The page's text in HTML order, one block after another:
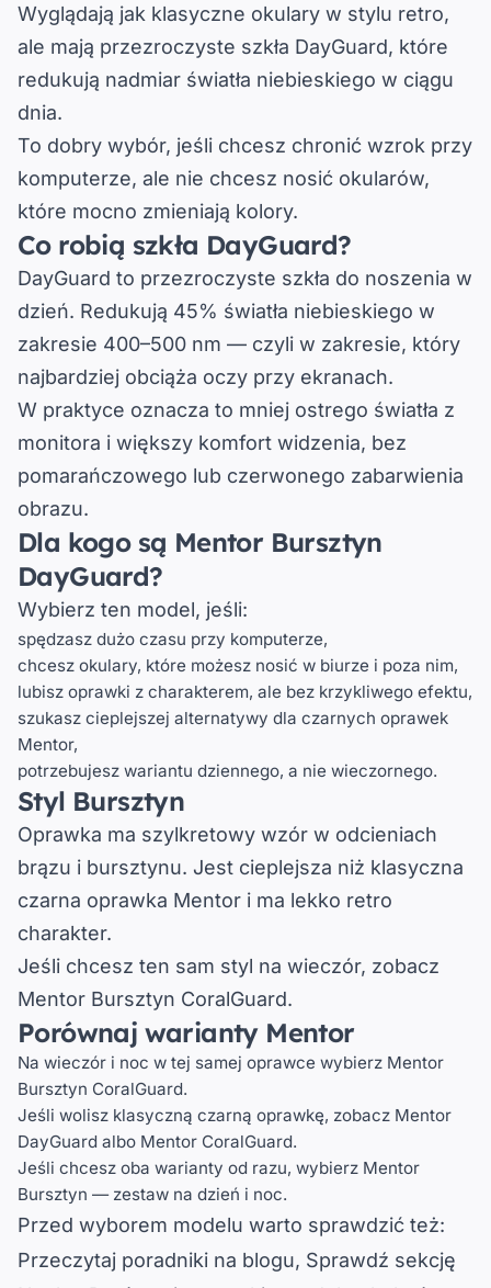
Wyglądają jak klasyczne okulary w stylu retro,
ale mają przezroczyste szkła DayGuard, które
redukują nadmiar światła niebieskiego w ciągu
dnia.
To dobry wybór, jeśli chcesz chronić wzrok przy
komputerze, ale nie chcesz nosić okularów,
które mocno zmieniają kolory.
Co robią szkła DayGuard?
DayGuard to przezroczyste szkła do noszenia w
dzień. Redukują 45% światła niebieskiego w
zakresie 400–500 nm — czyli w zakresie, który
najbardziej obciąża oczy przy ekranach.
W praktyce oznacza to mniej ostrego światła z
monitora i większy komfort widzenia, bez
pomarańczowego lub czerwonego zabarwienia
obrazu.
Dla kogo są Mentor Bursztyn
DayGuard?
Wybierz ten model, jeśli:
spędzasz dużo czasu przy komputerze,
chcesz okulary, które możesz nosić w biurze i poza nim,
lubisz oprawki z charakterem, ale bez krzykliwego efektu,
szukasz cieplejszej alternatywy dla czarnych oprawek
Mentor,
potrzebujesz wariantu dziennego, a nie wieczornego.
Styl Bursztyn
Oprawka ma szylkretowy wzór w odcieniach
brązu i bursztynu. Jest cieplejsza niż klasyczna
czarna oprawka Mentor i ma lekko retro
charakter.
Jeśli chcesz ten sam styl na wieczór, zobacz
Mentor Bursztyn CoralGuard.
Porównaj warianty Mentor
Na wieczór i noc w tej samej oprawce wybierz Mentor
Bursztyn CoralGuard.
Jeśli wolisz klasyczną czarną oprawkę, zobacz Mentor
DayGuard albo Mentor CoralGuard.
Jeśli chcesz oba warianty od razu, wybierz Mentor
Bursztyn — zestaw na dzień i noc.
Przed wyborem modelu warto sprawdzić też:
Przeczytaj poradniki na blogu, Sprawdź sekcję